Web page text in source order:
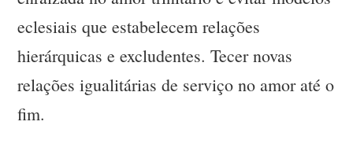
eclesiais que estabelecem relações
hierárquicas e excludentes. Tecer novas
relações igualitárias de serviço no amor até o
fim.